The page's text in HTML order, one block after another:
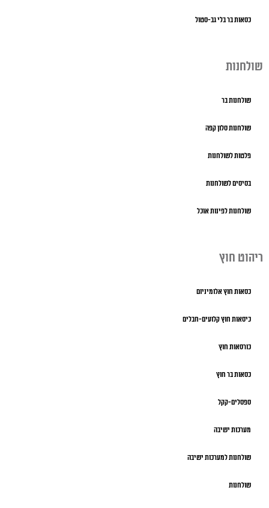
כסאות בר בלי גב-סטול
שולחנות
שולחנות בר
שולחנות סלון קפה
פלטות לשולחנות
בסיסים לשולחנות
שולחנות לפינות אוכל
ריהוט חוץ
כסאות חוץ אלומיניום
כיסאות חוץ קלועים-חבלים
כורסאות חוץ
כסאות בר חוץ
ספסלים-קקל
מערכות ישיבה
שולחנות למערכות ישיבה
שולחנות